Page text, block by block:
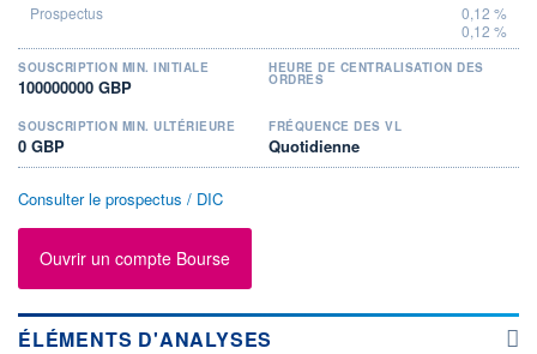
0,12 %
0,12 %
SOUSCRIPTION MIN. INITIALE
100000000 GBP
HEURE DE CENTRALISATION DES
ORDRES
SOUSCRIPTION MIN. ULTÉRIEURE
0 GBP
FRÉQUENCE DES VL
Quotidienne
Consulter le prospectus / DIC
Ouvrir un compte Bourse
ÉLÉMENTS D'ANALYSES